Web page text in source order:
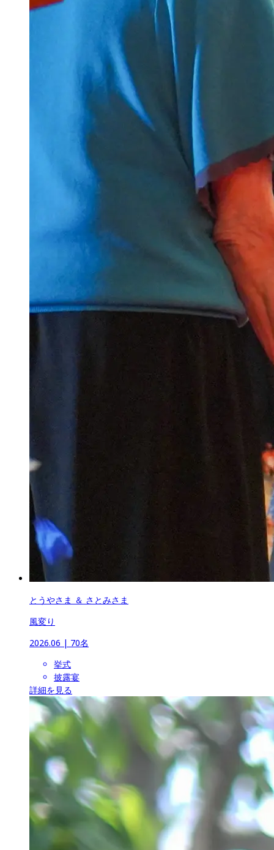
とうやさま ＆ さとみさま
風変り
2026.06 | 70名
挙式
披露宴
詳細を見る